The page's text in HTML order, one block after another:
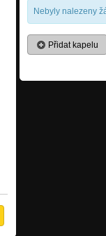
Nebyly nalezeny
Přidat kapelu